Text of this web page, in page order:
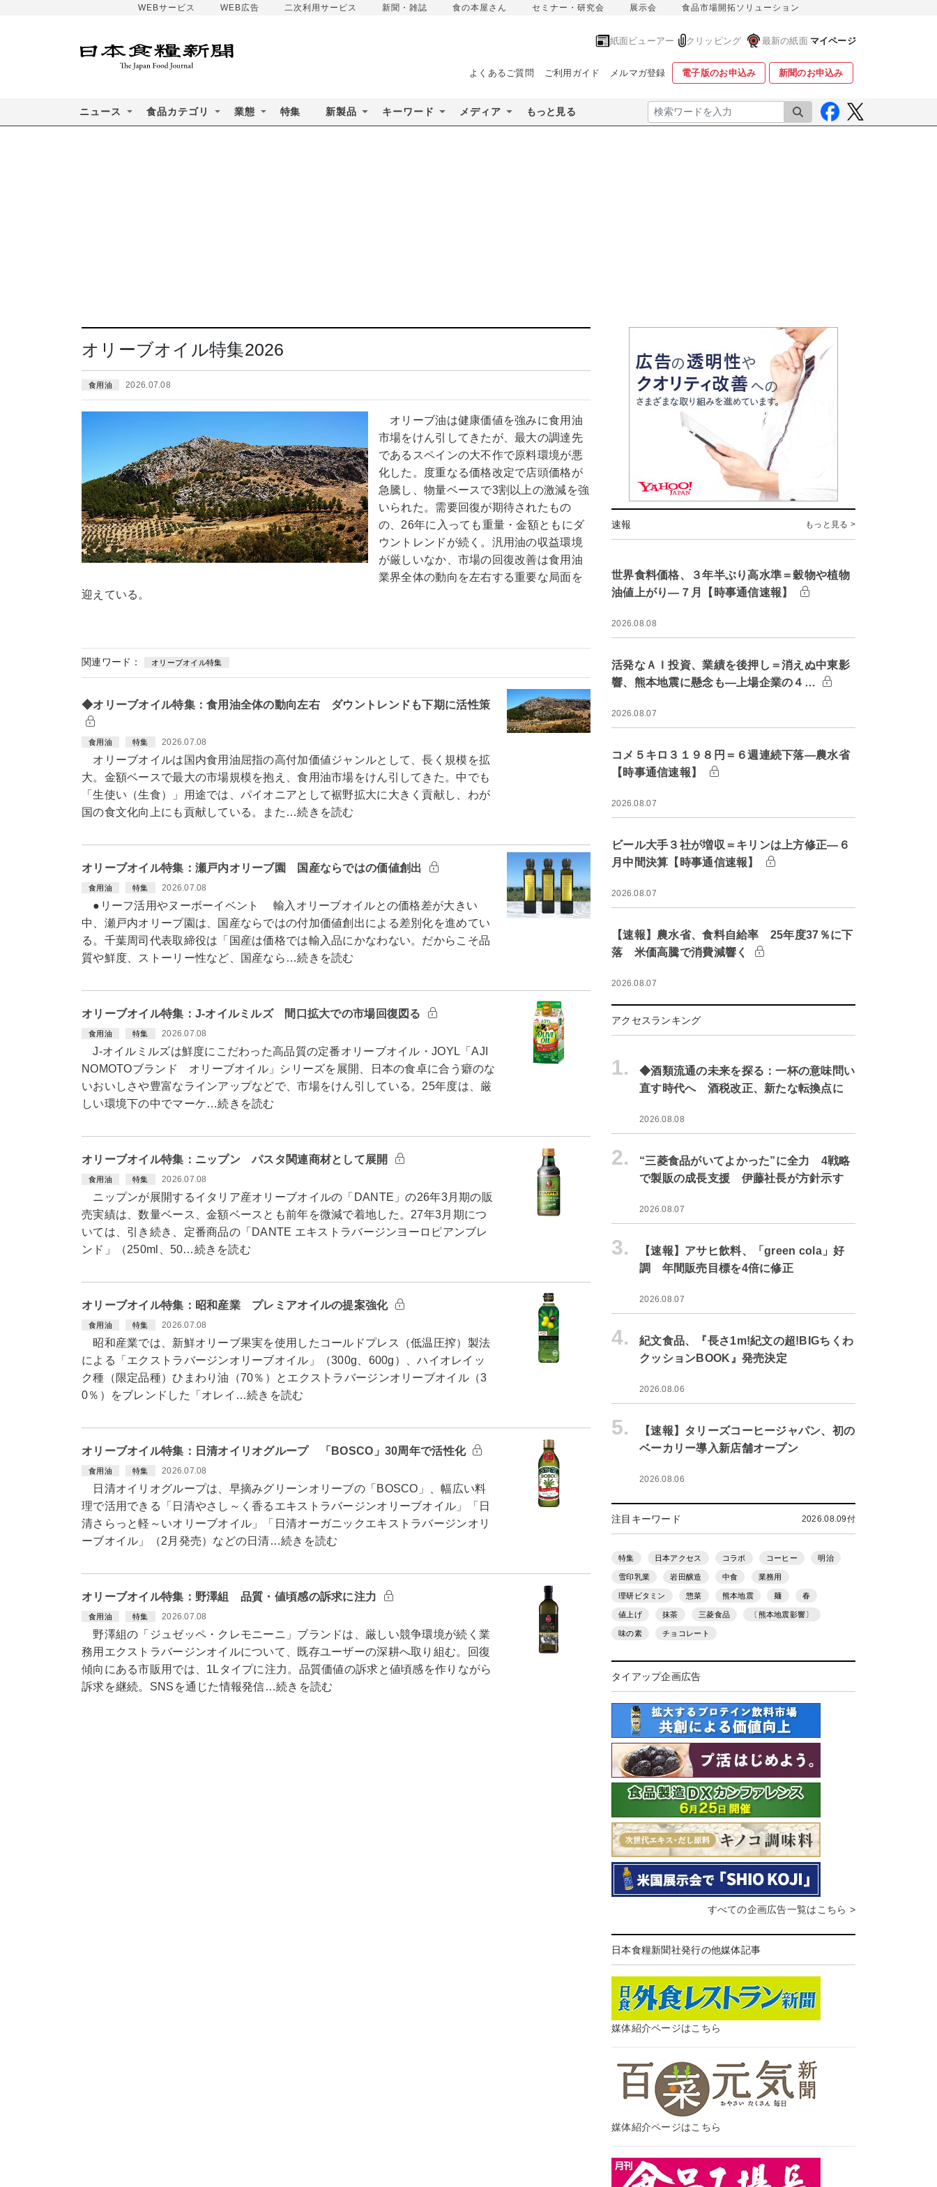
WEBサービス WEB広告 二次利用サービス 新聞・雑誌 食の本屋さん セミナー・研究会 展示会 食品市場開拓ソリューション
紙面ビューアー クリッピング 最新の紙面 マイページ
よくあるご質問 ご利用ガイド メルマガ登録 電子版のお申込み 新聞のお申込み
ニュース 食品カテゴリ 業態 特集 新製品 キーワード メディア もっと見る 検索
オリーブオイル特集2026
食用油 2026.07.08
オリーブ油は健康価値を強みに食用油
市場をけん引してきたが、最大の調達先
であるスペインの大不作で原料環境が悪
化した。度重なる価格改定で店頭価格が
急騰し、物量ベースで3割以上の激減を強
いられた。需要回復が期待されたもの
の、26年に入っても重量・金額ともにダ
ウントレンドが続く。汎用油の収益環境
が厳しいなか、市場の回復改善は食用油
業界全体の動向を左右する重要な局面を
迎えている。
関連ワード： オリーブオイル特集
◆オリーブオイル特集：食用油全体の動向左右 ダウントレンドも下期に活性策
食用油 特集 2026.07.08
オリーブオイルは国内食用油屈指の高付加価値ジャンルとして、長く規模を拡
大。金額ベースで最大の市場規模を抱え、食用油市場をけん引してきた。中でも
「生使い（生食）」用途では、パイオニアとして裾野拡大に大きく貢献し、わが
国の食文化向上にも貢献している。また…続きを読む
オリーブオイル特集：瀬戸内オリーブ園 国産ならではの価値創出
食用油 特集 2026.07.08
●リーフ活用やヌーボーイベント 輸入オリーブオイルとの価格差が大きい
中、瀬戸内オリーブ園は、国産ならではの付加価値創出による差別化を進めてい
る。千葉周司代表取締役は「国産は価格では輸入品にかなわない。だからこそ品
質や鮮度、ストーリー性など、国産なら…続きを読む
オリーブオイル特集：J-オイルミルズ 間口拡大での市場回復図る
食用油 特集 2026.07.08
J-オイルミルズは鮮度にこだわった高品質の定番オリーブオイル・JOYL「AJI
NOMOTOブランド オリーブオイル」シリーズを展開、日本の食卓に合う癖のな
いおいしさや豊富なラインアップなどで、市場をけん引している。25年度は、厳
しい環境下の中でマーケ…続きを読む
オリーブオイル特集：ニップン パスタ関連商材として展開
食用油 特集 2026.07.08
ニップンが展開するイタリア産オリーブオイルの「DANTE」の26年3月期の販
売実績は、数量ベース、金額ベースとも前年を微減で着地した。27年3月期につ
いては、引き続き、定番商品の「DANTE エキストラバージンヨーロピアンブレ
ンド」（250ml、50…続きを読む
オリーブオイル特集：昭和産業 プレミアオイルの提案強化
食用油 特集 2026.07.08
昭和産業では、新鮮オリーブ果実を使用したコールドプレス（低温圧搾）製法
による「エクストラバージンオリーブオイル」（300g、600g）、ハイオレイッ
ク種（限定品種）ひまわり油（70％）とエクストラバージンオリーブオイル（3
0％）をブレンドした「オレイ…続きを読む
オリーブオイル特集：日清オイリオグループ 「BOSCO」30周年で活性化
食用油 特集 2026.07.08
日清オイリオグループは、早摘みグリーンオリーブの「BOSCO」、幅広い料
理で活用できる「日清やさし～く香るエキストラバージンオリーブオイル」「日
清さらっと軽～いオリーブオイル」「日清オーガニックエキストラバージンオリ
ーブオイル」（2月発売）などの日清…続きを読む
オリーブオイル特集：野澤組 品質・値頃感の訴求に注力
食用油 特集 2026.07.08
野澤組の「ジュゼッペ・クレモニーニ」ブランドは、厳しい競争環境が続く業
務用エクストラバージンオイルについて、既存ユーザーの深耕へ取り組む。回復
傾向にある市販用では、1Lタイプに注力。品質価値の訴求と値頃感を作りながら
訴求を継続。SNSを通じた情報発信…続きを読む
速報 もっと見る >
世界食料価格、３年半ぶり高水準＝穀物や植物
油値上がり―７月【時事通信速報】
2026.08.08
活発なＡＩ投資、業績を後押し＝消えぬ中東影
響、熊本地震に懸念も―上場企業の４…
2026.08.07
コメ５キロ３１９８円＝６週連続下落―農水省
【時事通信速報】
2026.08.07
ビール大手３社が増収＝キリンは上方修正―６
月中間決算【時事通信速報】
2026.08.07
【速報】農水省、食料自給率 25年度37％に下
落 米価高騰で消費減響く
2026.08.07
アクセスランキング
1.
◆酒類流通の未来を探る：一杯の意味問い
直す時代へ 酒税改正、新たな転換点に
2026.08.08
2.
“三菱食品がいてよかった”に全力 4戦略
で製販の成長支援 伊藤社長が方針示す
2026.08.07
3.
【速報】アサヒ飲料、「green cola」好
調 年間販売目標を4倍に修正
2026.08.07
4.
紀文食品、『長さ1m!紀文の超!BIGちくわ
クッションBOOK』発売決定
2026.08.06
5.
【速報】タリーズコーヒージャパン、初の
ベーカリー導入新店舗オープン
2026.08.06
注目キーワード 2026.08.09付
特集 日本アクセス コラボ コーヒー 明治
雪印乳業 岩田醸造 中食 業務用
理研ビタミン 惣菜 熊本地震 麺 春
値上げ 抹茶 三菱食品 〔熊本地震影響〕
味の素 チョコレート
タイアップ企画広告
すべての企画広告一覧はこちら >
日本食糧新聞社発行の他媒体記事
媒体紹介ページはこちら
媒体紹介ページはこちら